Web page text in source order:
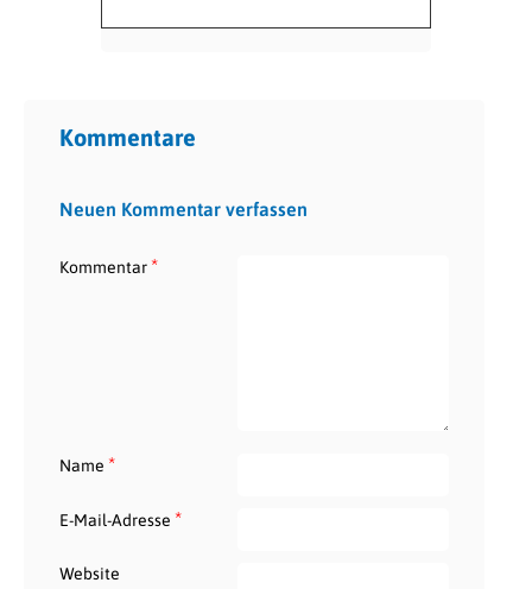
Kommentare
Neuen Kommentar verfassen
Kommentar*
Name *
E-Mail-Adresse *
Website